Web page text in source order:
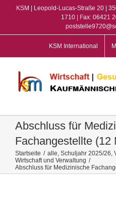
KSM | Leopold-Lucas-Straße 20 |
1710 | Fax: 06421
KSM International
Abschluss für
Fachangestellte (12
Startseite / alle, Schuljahr 2025/26,
Wirtschaft und Verwaltung /
Abschluss für Medizinische